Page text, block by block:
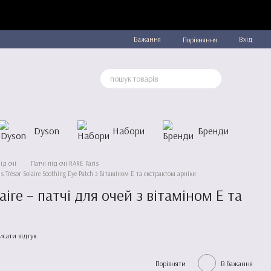
Бажання Порівняння Вхід
Dyson Набори Бренди
очі
Патчі під очі RARE Paris
Trésor Solaire Soothing Eye Patch з Вітаміном Е та екстрактом арніки
– патчі для очей з вітаміном E та
відгук
Порівняти В бажання